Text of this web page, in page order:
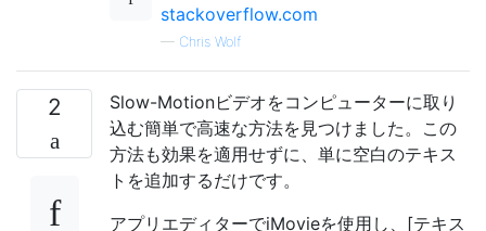
stackoverflow.com
— Chris Wolf
2
Slow-Motionビデオをコンピューターに取り
込む簡単で高速な方法を見つけました。この
方法も効果を適用せずに、単に空白のテキス
トを追加するだけです。
アプリエディターでiMovieを使用し、[テキス